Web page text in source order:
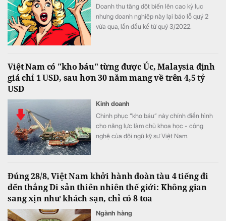
Doanh thu tăng đột biến lên cao kỷ lục
nhưng doanh nghiệp này lại báo lỗ quý 2
vừa qua, lần đầu kể từ quý 3/2022.
Việt Nam có "kho báu" từng được Úc, Malaysia định
giá chỉ 1 USD, sau hơn 30 năm mang về trên 4,5 tỷ
USD
Kinh doanh
Chinh phục “kho báu” này chính điển hình
cho năng lực làm chủ khoa học - công
nghệ của đội ngũ kỹ sư Việt Nam.
Đúng 28/8, Việt Nam khởi hành đoàn tàu 4 tiếng đi
đến thẳng Di sản thiên nhiên thế giới: Không gian
sang xịn như khách sạn, chỉ có 8 toa
Ngành hàng